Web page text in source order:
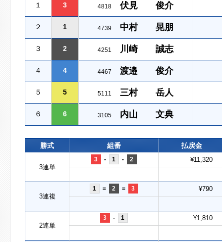
１ 3 4818 伏見 俊介
２ 1 4739 中村 晃朋
３ 2 4251 川崎 誠志
４ 4 4467 渡邉 俊介
５ 5 5111 三村 岳人
６ 6 3105 内山 文典
勝式 組番 払戻金
3連単
3 - 1 - 2 ¥11,320
3連複
1 = 2 = 3 ¥790
2連単
3 - 1 ¥1,810